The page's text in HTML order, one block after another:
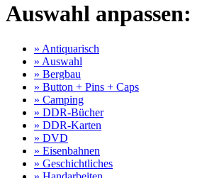
Auswahl anpassen:
» Antiquarisch
» Auswahl
» Bergbau
» Button + Pins + Caps
» Camping
» DDR-Bücher
» DDR-Karten
» DVD
» Eisenbahnen
» Geschichtliches